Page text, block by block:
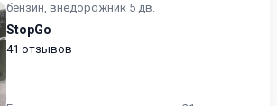
бензин, внедорожник 5 дв.
StopGo
41 отзывов